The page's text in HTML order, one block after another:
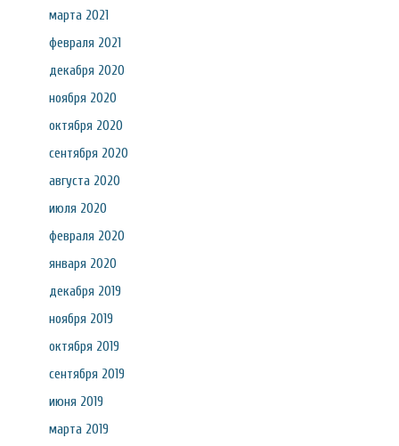
марта 2021
февраля 2021
декабря 2020
ноября 2020
октября 2020
сентября 2020
августа 2020
июля 2020
февраля 2020
января 2020
декабря 2019
ноября 2019
октября 2019
сентября 2019
июня 2019
марта 2019